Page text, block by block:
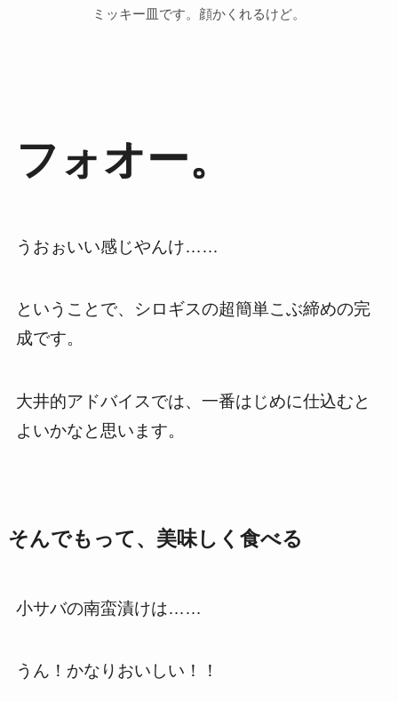
ミッキー皿です。顔かくれるけど。
フォオー。
うおぉいい感じやんけ……
ということで、シロギスの超簡単こぶ締めの完
成です。
大井的アドバイスでは、一番はじめに仕込むと
よいかなと思います。
そんでもって、美味しく食べる
小サバの南蛮漬けは……
うん！かなりおいしい！！